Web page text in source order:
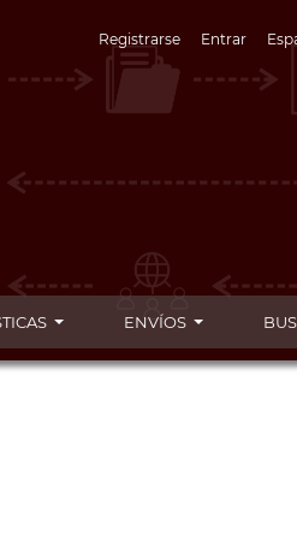
Registrarse Entrar
ENVÍOS